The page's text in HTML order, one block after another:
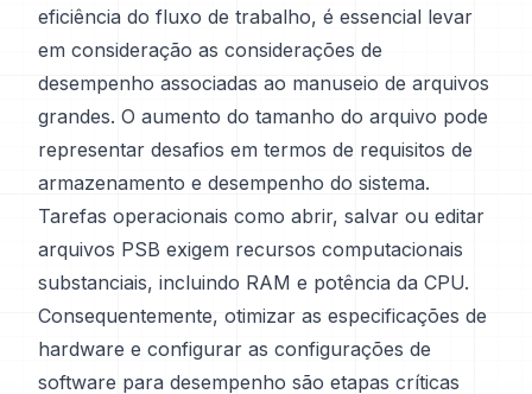
eficiência do fluxo de trabalho, é essencial levar
em consideração as considerações de
desempenho associadas ao manuseio de arquivos
grandes. O aumento do tamanho do arquivo pode
representar desafios em termos de requisitos de
armazenamento e desempenho do sistema.
Tarefas operacionais como abrir, salvar ou editar
arquivos PSB exigem recursos computacionais
substanciais, incluindo RAM e potência da CPU.
Consequentemente, otimizar as especificações de
hardware e configurar as configurações de
software para desempenho são etapas críticas